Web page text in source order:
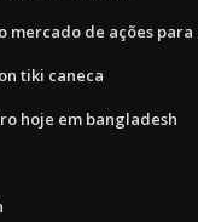
mercado de ações
tiki caneca
hoje em bangladesh